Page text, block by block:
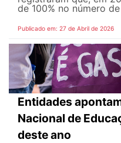
de 100% no número
Publicado em: 27 de Abril de 2026
Entidades
Nacional de
deste ano